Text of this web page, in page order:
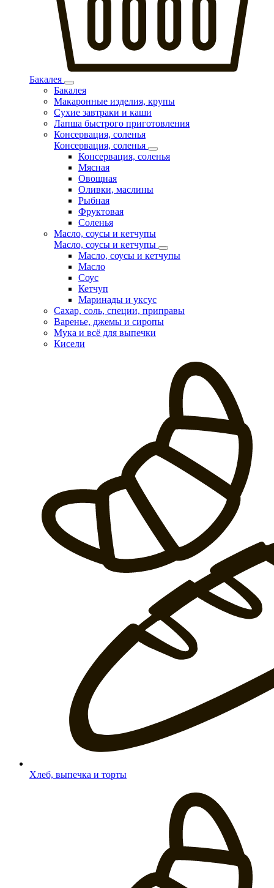
Бакалея
Бакалея
Макаронные изделия, крупы
Сухие завтраки и каши
Лапша быстрого приготовления
Консервация, соленья
Консервация, соленья
Консервация, соленья
Мясная
Овощная
Оливки, маслины
Рыбная
Фруктовая
Соленья
Масло, соусы и кетчупы
Масло, соусы и кетчупы
Масло, соусы и кетчупы
Масло
Соус
Кетчуп
Маринады и уксус
Сахар, соль, специи, приправы
Варенье, джемы и сиропы
Мука и всё для выпечки
Кисели
Хлеб, выпечка и торты